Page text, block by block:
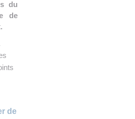
du
de
de